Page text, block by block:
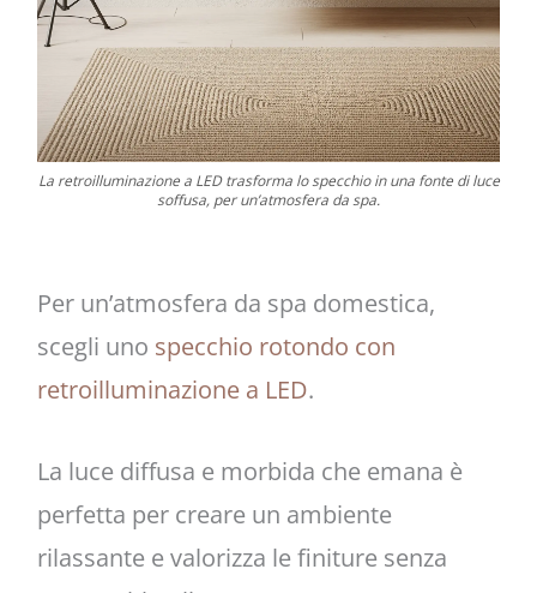
La retroilluminazione a LED trasforma lo specchio in una fonte di luce
soffusa, per un’atmosfera da spa.
Per un’atmosfera da spa domestica,
scegli uno specchio rotondo con
retroilluminazione a LED.
La luce diffusa e morbida che emana è
perfetta per creare un ambiente
rilassante e valorizza le finiture senza